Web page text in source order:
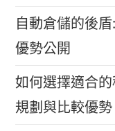
自動倉儲的後
優勢公開
如何選擇適合
規劃與比較優勢